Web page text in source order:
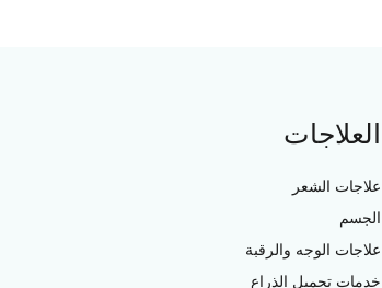
العلاجات
علاجات الشعر
الجسم
علاجات الوجه والرقبة
خدمات تجميل الذراع